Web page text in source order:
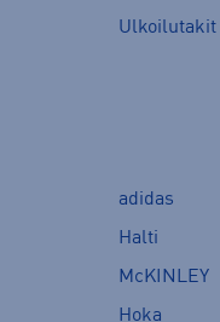
Ulkoilutakit
adidas
Halti
McKINLEY
Hoka